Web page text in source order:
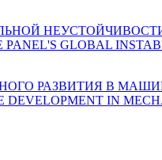
GLOBAL
РАЗВИТИЯ В
DEVELOPMENT IN